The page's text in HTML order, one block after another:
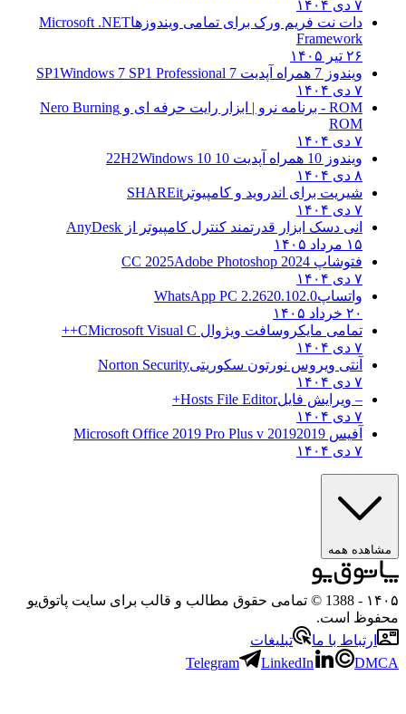
۷ دی ۱۴۰۴
دات نت فریم ورک برای تمامی ویندوزهاMicrosoft .NET
Framework
۲۶ تیر ۱۴۰۵
ویندوز 7 همراه آپدیت 7 SP1
Windows 7 SP1 Professional
۷ دی ۱۴۰۴
ROM - برنامه نرو | ابزار رایت حرفه ای و
Nero Burning
ROM
۷ دی ۱۴۰۴
ویندوز 10 همراه آپدیت 10 22H2
Windows 10
۸ دی ۱۴۰۴
شیریت برای اندروید و کامپیوتر SHAREit
۷ دی ۱۴۰۴
انی دسک ابزار قدرتمند کنترل کامپیوتر از AnyDesk
۱۵ مرداد ۱۴۰۵
فتوشاپ CC 2025 Adobe Photoshop 2024
۷ دی ۱۴۰۴
واتساپWhatsApp PC 2.2620.102.0
۲۰ خرداد ۱۴۰۵
تمامی مایکروسافت ویژوال C Microsoft Visual C++
۷ دی ۱۴۰۴
آنتی ویروس نورتون سکوریتیNorton Security
۷ دی ۱۴۰۴
– ویرایش فایلHosts File Editor+
۷ دی ۱۴۰۴
آفیس 2019 2019 Microsoft Office 2019 Pro Plus v
۷ دی ۱۴۰۴
مشاهده همه
۱۴۰۵
- 1388 © تمامی حقوق مطالب و قالب برای سایت پاتوق‌یو
محفوظ است.
ارتباط با ما
تبلیغات
Telegram
LinkedIn DMCA